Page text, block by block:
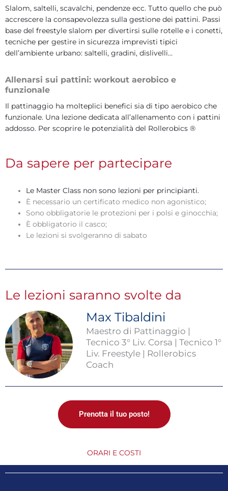
Slalom, saltelli, scavalchi, pendenze ecc. Tutto quello che può
accrescere la consapevolezza sulla gestione dei pattini. Passi
base del freestyle slalom per divertirsi sulle rotelle e i conetti,
tecniche per gestire in sicurezza imprevisti tipici
dell’ambiente urbano: saltelli, gradini, dislivelli…
Allenarsi sui pattini: workout aerobico e
funzionale
Il pattinaggio ha molteplici benefici sia di tipo aerobico che
funzionale. Una lezione dedicata all’allenamento con i pattini
addosso. Per scoprire le potenzialità del Rollerobics ®
Da sapere per partecipare
Le Master Class non sono lezioni per principianti.
È necessario un certificato medico non agonistico;
Sono obbligatorie le protezioni per i polsi e ginocchia;
È obbligatorio il casco;
Le lezioni si svolgeranno di sabato
Le lezioni saranno svolte da
Max Tibaldini
Maestro di Pattinaggio |
Tecnico 3° Liv. Corsa | Tecnico 1°
Liv. Freestyle | Rollerobics
Coach
Prenotta il tuo posto!
ORARI E COSTI